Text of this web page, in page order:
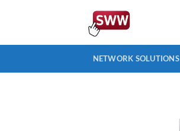
NETWORK SOLUTIONS